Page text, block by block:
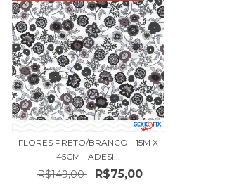
FLORES PRETO/BRANCO - 15M X
45CM - ADESI...
R$149,00 R$75,00